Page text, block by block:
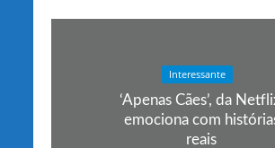
Interessante
‘Apenas Cães’, da
emociona com
reais